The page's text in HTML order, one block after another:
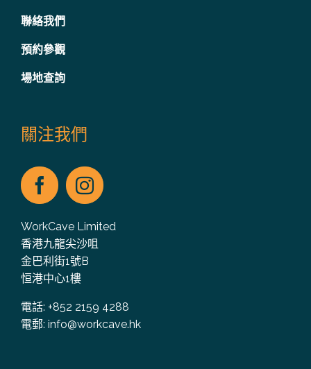
聯絡我們
預約參觀
場地查詢
關注我們
WorkCave Limited
香港九龍尖沙咀
金巴利街1號B
恒港中心1樓
電話: +852 2159 4288
電郵: info@workcave.hk